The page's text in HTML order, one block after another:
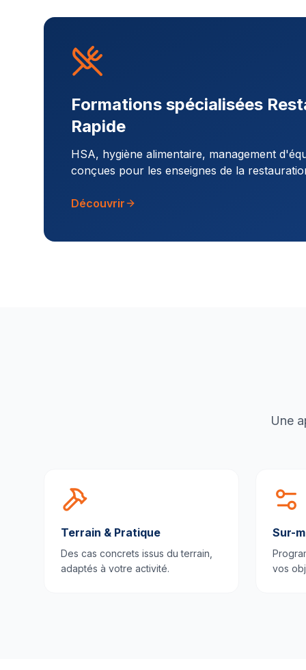
Formations spécialisées
Rapide
HSA, hygiène alimentaire, management
conçues pour les enseignes de la
Découvrir
Une
Terrain & Pratique
Des cas concrets issus du terrain,
adaptés à votre activité.
Sur-
vos